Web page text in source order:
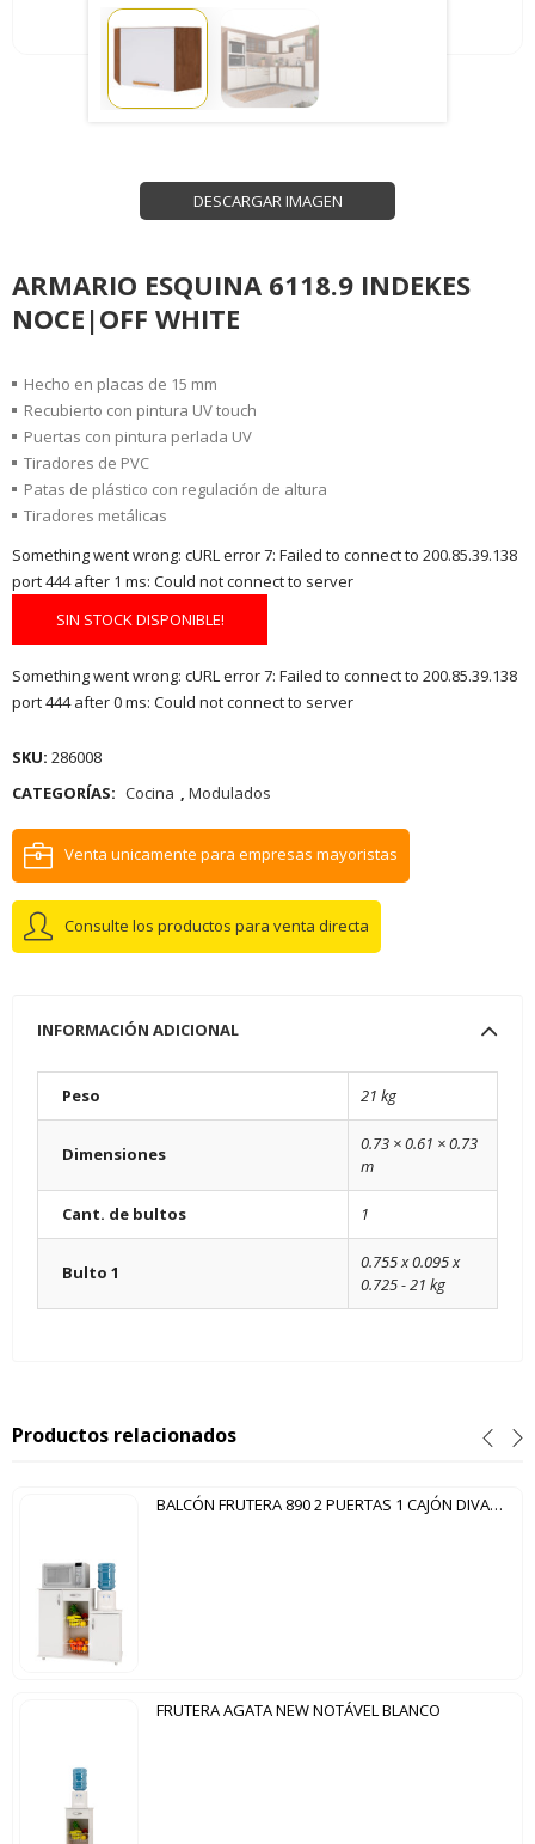
DESCARGAR IMAGEN
ARMARIO ESQUINA 6118.9 INDEKES
NOCE|OFF WHITE
Hecho en placas de 15 mm
Recubierto con pintura UV touch
Puertas con pintura perlada UV
Tiradores de PVC
Patas de plástico con regulación de altura
Tiradores metálicas
Something went wrong: cURL error 7: Failed to connect to 200.85.39.138
port 444 after 1 ms: Could not connect to server
SIN STOCK DISPONIBLE!
Something went wrong: cURL error 7: Failed to connect to 200.85.39.138
port 444 after 0 ms: Could not connect to server
SKU: 286008
CATEGORÍAS: Cocina , Modulados
Venta unicamente para empresas mayoristas
Consulte los productos para venta directa
INFORMACIÓN ADICIONAL
Peso 21 kg
Dimensiones
0.73 × 0.61 × 0.73
m
Cant. de bultos 1
Bulto 1
0.755 x 0.095 x
0.725 - 21 kg
Productos relacionados
BALCÓN FRUTERA 890 2 PUERTAS 1 CAJÓN DIVA NEW NOTAVEL BLANCO
FRUTERA AGATA NEW NOTÁVEL BLANCO